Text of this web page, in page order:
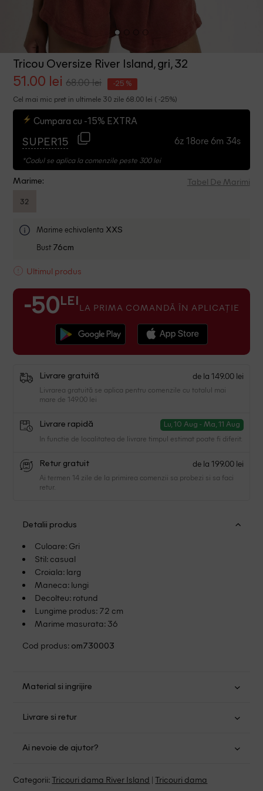
Tricou Oversize River Island, gri, 32
51.00 lei 68.00 lei -25 %
Cel mai mic pret in ultimele 30 zile 68.00 lei ( -25%)
Cumpara cu -15% EXTRA
SUPER15 6z 18ore 6m 34s
*Codul se aplica la comenzile peste 300 lei
Marime: Tabel De Marimi
32
Marime echivalenta XXS
Bust 76cm
Ultimul produs
-50 LEI LA PRIMA COMANDĂ ÎN APLICAȚIE
Livrare gratuită de la 149.00 lei
Livrarea gratuită se aplica pentru comenzile cu totalul mai
mare de 149.00 lei
Livrare rapidă Lu, 10 Aug - Ma, 11 Aug
In functie de localitatea de livrare timpul estimat poate fi diferit.
Retur gratuit de la 199.00 lei
Ai termen 14 zile de la primirea comenzii sa probezi si sa faci
retur.
Detalii produs
Culoare: Gri
Stil: casual
Croiala: larg
Maneca: lungi
Decolteu: rotund
Lungime produs: 72 cm
Marime masurata: 36
Cod produs: om730003
Material si ingrijire
Nu folositi inalbitor
Nu uscati in uscator
Fara curatare chimica
Livrare si retur
mare de 149.00 lei.
Ai nevoie de ajutor?
Categorii:Tricouri dama River Island |Tricouri dama